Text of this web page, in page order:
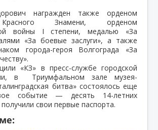
награжден также орденом
Знамени, орденом
войны I степени, медалью «За
«За боевые заслуги», а также
города-героя Волгограда «За
«КЗ» в пресс-службе городской
в Триумфальном зале музея-
битва» состоялось еще
событие — десять 14-летних
свои первые паспорта.